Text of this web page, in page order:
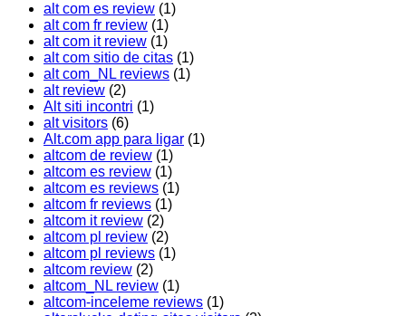
alt com es review (1)
alt com fr review (1)
alt com it review (1)
alt com sitio de citas (1)
alt com_NL reviews (1)
alt review (2)
Alt siti incontri (1)
alt visitors (6)
Alt.com app para ligar (1)
altcom de review (1)
altcom es review (1)
altcom es reviews (1)
altcom fr reviews (1)
altcom it review (2)
altcom pl review (2)
altcom pl reviews (1)
altcom review (2)
altcom_NL review (1)
altcom-inceleme reviews (1)